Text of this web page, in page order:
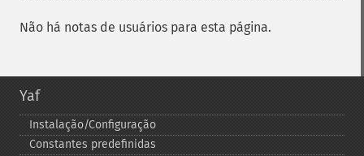
Não há notas de usuários para esta página.
Yaf
Instalação/Configuração
Constantes predefinidas